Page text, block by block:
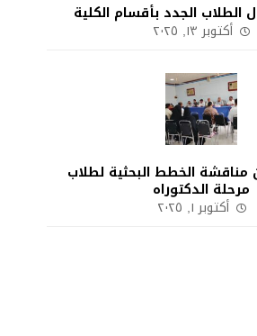
الطلاب الجدد بأقسام الكلية
أكتوبر ١٣, ٢٠٢٥
الخطط البحثية لطلاب
مرحلة الدكتوراه
أكتوبر ١, ٢٠٢٥